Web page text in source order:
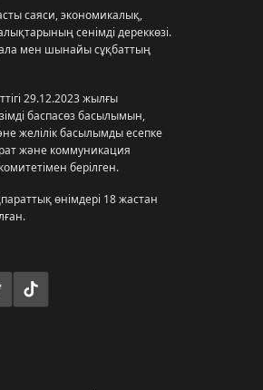
саяси, экономикалық,
сенімді дереккөзі.
мен шынайы сұқбаттың
29.12.2023 жылғы
баспасөз басылымын,
желілік басылымды есепке
және коммуникация
берілген.
өнімдері 18 жастан